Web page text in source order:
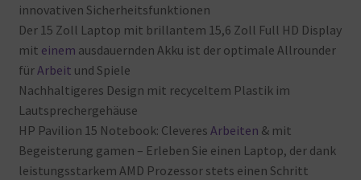
innovativen Sicherheitsfunktionen
Der 15 Zoll Laptop mit brillantem 15,6 Zoll Full HD Display
mit einem ausdauernden Akku ist der optimale Allrounder
fürArbeit und Spiele
Nachhaltigeres Design mit recyceltem Plastik im
Lautsprechergehäuse
HP Pavilion 15 Notebook: Cleveres Arbeiten & mit
Begeisterung gamen – Erleben Sie einen Laptop, der dank
leistungsstarkem AMD Prozessor stets einen Schritt